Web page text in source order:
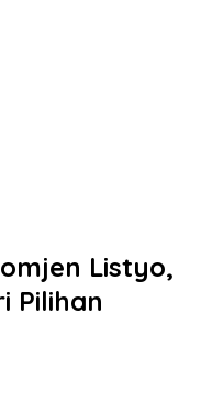
Listyo,
Pilihan